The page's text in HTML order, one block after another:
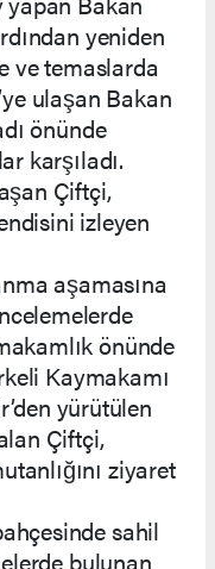
yeniden
ve temaslarda
ulaşan Bakan
önünde
karşıladı.
Çiftçi,
izleyen
aşamasına
önünde
Kaymakamı
yürütülen
Çiftçi,
ziyaret
sahil
bulunan